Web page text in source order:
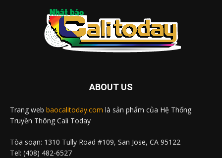
ABOUT US
Trang web baocalitoday.com là sản phẩm của Hệ Thống
Truyền Thông Cali Today
Tòa soạn: 1310 Tully Road #109, San Jose, CA 95122
Tel: (408) 482-6527